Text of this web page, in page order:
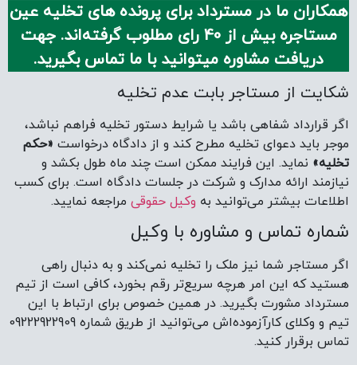
همکاران ما در مسترداد برای پرونده های تخلیه عین
مستاجره بیش از 40 رای مطلوب گرفته‌اند. جهت
دریافت مشاوره میتوانید با ما تماس بگیرید.
شکایت از مستاجر بابت عدم تخلیه
اگر قرارداد شفاهی باشد یا شرایط دستور تخلیه فراهم نباشد،
موجر باید دعوای تخلیه مطرح کند و از دادگاه درخواست «حکم
تخلیه» نماید. این فرایند ممکن است چند ماه طول بکشد و
نیازمند ارائه مدارک و شرکت در جلسات دادگاه است. برای کسب
اطلاعات بیشتر می‌توانید به وکیل حقوقی مراجعه نمایید.
شماره تماس و مشاوره با وکیل
اگر مستاجر شما نیز ملک را تخلیه نمی‌کند و به دنبال راهی
هستید که این امر هرچه سریع‌تر رقم بخورد، کافی است از تیم
مسترداد مشورت بگیرید. در همین خصوص برای ارتباط با این
تیم و وکلای کارآزموده‌اش می‌توانید از طریق شماره 09222922909
تماس برقرار کنید.